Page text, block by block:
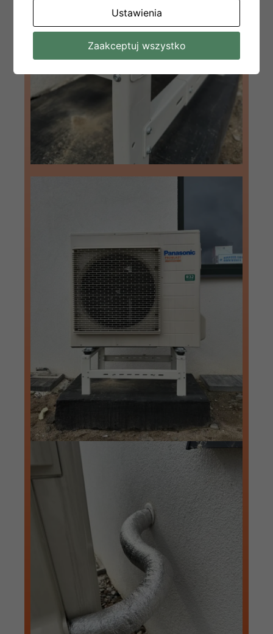
Ustawienia
Zaakceptuj wszystko